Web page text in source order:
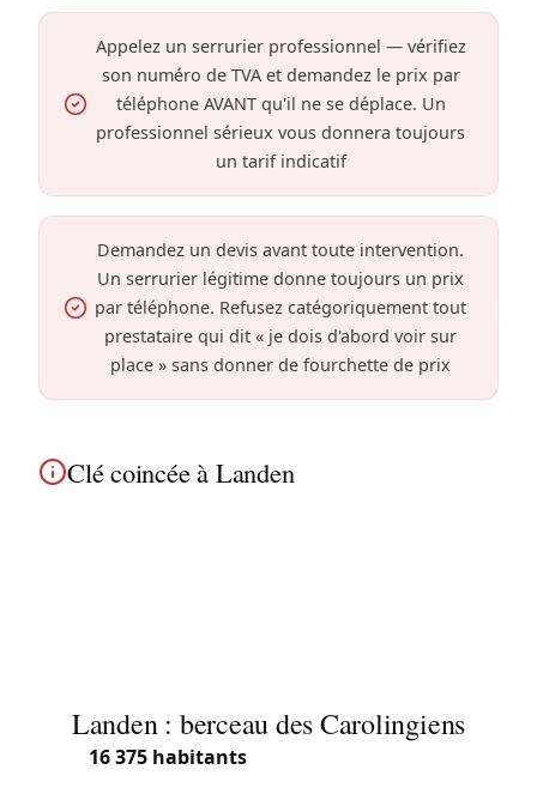
Appelez un serrurier professionnel — vérifiez
son numéro de TVA et demandez le prix par
téléphone AVANT qu'il ne se déplace. Un
professionnel sérieux vous donnera toujours
un tarif indicatif
Demandez un devis avant toute intervention.
Un serrurier légitime donne toujours un prix
par téléphone. Refusez catégoriquement tout
prestataire qui dit « je dois d'abord voir sur
place » sans donner de fourchette de prix
Clé coincée à Landen
Landen : berceau des Carolingiens
16 375 habitants